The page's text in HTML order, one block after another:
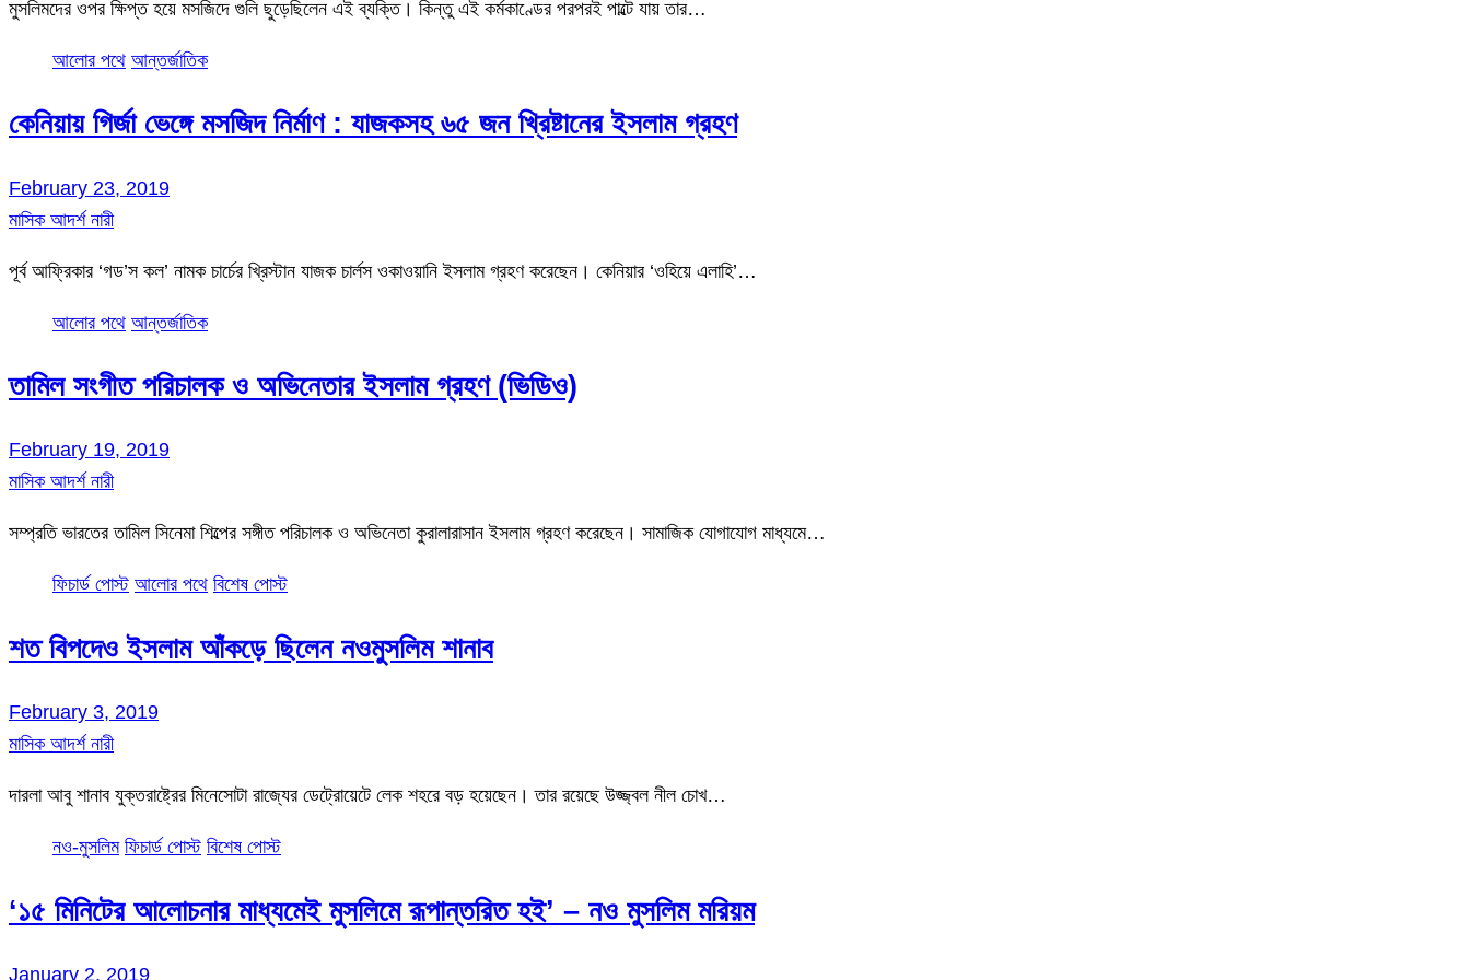
মুসলিমদের ওপর ক্ষিপ্ত হয়ে মসজিদে গুলি ছুড়েছিলেন এই ব্যক্তি। কিন্তু এই কর্মকাণ্ডের পরপরই পাল্টে যায় তার…
আলোর পথে আন্তর্জাতিক
কেনিয়ায় গির্জা ভেঙ্গে মসজিদ নির্মাণ : যাজকসহ ৬৫ জন খ্রিষ্টানের ইসলাম গ্রহণ
February 23, 2019
মাসিক আদর্শ নারী
পূর্ব আফ্রিকার ‘গড’স কল’ নামক চার্চের খ্রিস্টান যাজক চার্লস ওকাওয়ানি ইসলাম গ্রহণ করেছেন। কেনিয়ার ‘ওহিয়ে এলাহি’…
আলোর পথে আন্তর্জাতিক
তামিল সংগীত পরিচালক ও অভিনেতার ইসলাম গ্রহণ (ভিডিও)
February 19, 2019
মাসিক আদর্শ নারী
সম্প্রতি ভারতের তামিল সিনেমা শিল্পের সঙ্গীত পরিচালক ও অভিনেতা কুরালারাসান ইসলাম গ্রহণ করেছেন। সামাজিক যোগাযোগ মাধ্যমে…
ফিচার্ড পোস্ট আলোর পথে বিশেষ পোস্ট
শত বিপদেও ইসলাম আঁকড়ে ছিলেন নওমুসলিম শানাব
February 3, 2019
মাসিক আদর্শ নারী
দারলা আবু শানাব যুক্তরাষ্ট্রের মিনেসোটা রাজ্যের ডেট্রোয়েটে লেক শহরে বড় হয়েছেন। তার রয়েছে উজ্জ্বল নীল চোখ…
নও-মুসলিম ফিচার্ড পোস্ট বিশেষ পোস্ট
‘১৫ মিনিটের আলোচনার মাধ্যমেই মুসলিমে রূপান্তরিত হই’ – নও মুসলিম মরিয়ম
January 2, 2019